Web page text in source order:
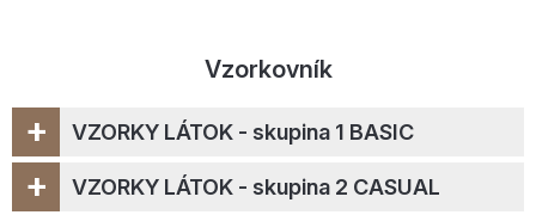
Vzorkovník
VZORKY LÁTOK - skupina 1 BASIC
+
VZORKY LÁTOK - skupina 2 CASUAL
+